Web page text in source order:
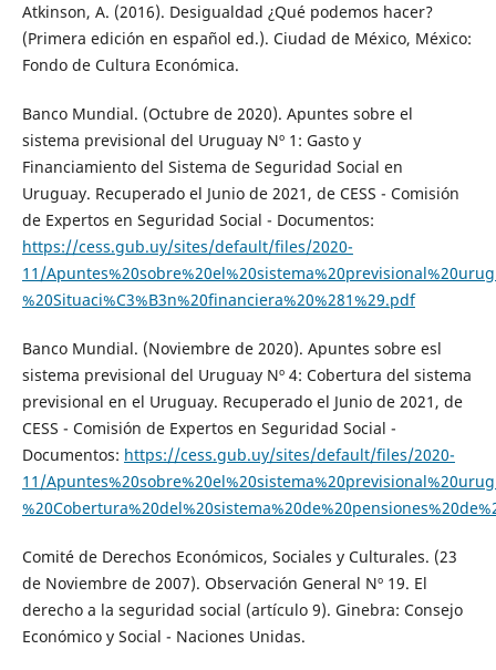
Atkinson, A. (2016). Desigualdad ¿Qué podemos hacer?
(Primera edición en español ed.). Ciudad de México, México:
Fondo de Cultura Económica.
Banco Mundial. (Octubre de 2020). Apuntes sobre el
sistema previsional del Uruguay Nº 1: Gasto y
Financiamiento del Sistema de Seguridad Social en
Uruguay. Recuperado el Junio de 2021, de CESS - Comisión
de Expertos en Seguridad Social - Documentos:
https://cess.gub.uy/sites/default/files/2020-
11/
%20Situaci%C3%B3n%20financiera%20%281%29.pdf
Banco Mundial. (Noviembre de 2020). Apuntes sobre esl
sistema previsional del Uruguay Nº 4: Cobertura del sistema
previsional en el Uruguay. Recuperado el Junio de 2021, de
CESS - Comisión de Expertos en Seguridad Social -
Documentos: https://cess.gub.uy/sites/default/files/2020-
11/
Comité de Derechos Económicos, Sociales y Culturales. (23
de Noviembre de 2007). Observación General Nº 19. El
derecho a la seguridad social (artículo 9). Ginebra: Consejo
Económico y Social - Naciones Unidas.